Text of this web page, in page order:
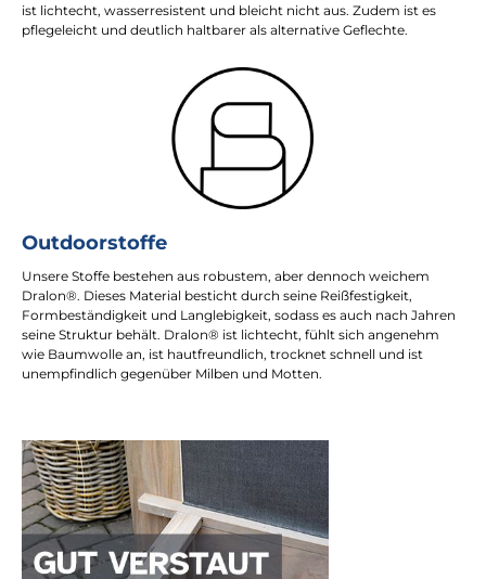
ist lichtecht, wasserresistent und bleicht nicht aus. Zudem ist es
pflegeleicht und deutlich haltbarer als alternative Geflechte.
Outdoorstoffe
Unsere Stoffe bestehen aus robustem, aber dennoch weichem
Dralon®. Dieses Material besticht durch seine Reißfestigkeit,
Formbeständigkeit und Langlebigkeit, sodass es auch nach Jahren
seine Struktur behält. Dralon® ist lichtecht, fühlt sich angenehm
wie Baumwolle an, ist hautfreundlich, trocknet schnell und ist
unempfindlich gegenüber Milben und Motten.